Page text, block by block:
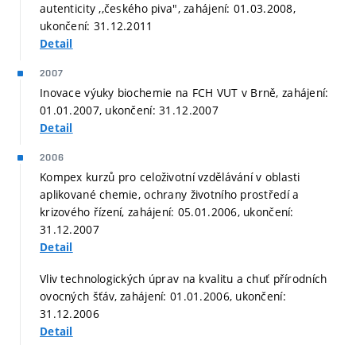
autenticity ,,českého piva", zahájení: 01.03.2008,
ukončení: 31.12.2011
Detail
2007
Inovace výuky biochemie na FCH VUT v Brně, zahájení:
01.01.2007, ukončení: 31.12.2007
Detail
2006
Kompex kurzů pro celoživotní vzdělávání v oblasti
aplikované chemie, ochrany životního prostředí a
krizového řízení, zahájení: 05.01.2006, ukončení:
31.12.2007
Detail
Vliv technologických úprav na kvalitu a chuť přírodních
ovocných šťáv, zahájení: 01.01.2006, ukončení:
31.12.2006
Detail